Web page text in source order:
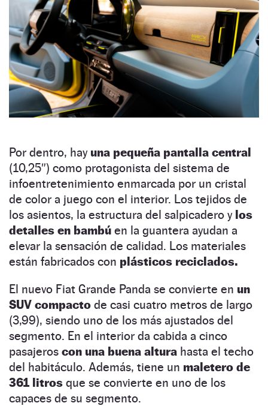
Por dentro, hay una pequeña pantalla central
(10,25″) como protagonista del sistema de
infoentretenimiento enmarcada por un cristal
de color a juego con el interior. Los tejidos de
los asientos, la estructura del salpicadero y los
detalles en bambú en la guantera ayudan a
elevar la sensación de calidad. Los materiales
están fabricados con plásticos reciclados.
El nuevo Fiat Grande Panda se convierte en un
SUV compacto de casi cuatro metros de largo
(3,99), siendo uno de los más ajustados del
segmento. En el interior da cabida a cinco
pasajeros con una buena altura hasta el techo
del habitáculo. Además, tiene un maletero de
361 litros que se convierte en uno de los
capaces de su segmento.